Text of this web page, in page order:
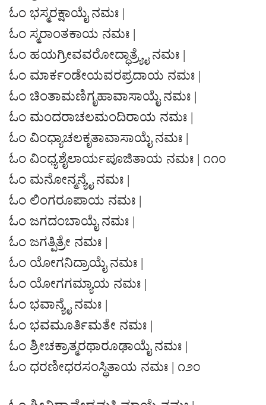
ಓಂ ಭಸ್ಮರಕ್ಷಾಯೈ ನಮಃ |
ಓಂ ಸ್ಮರಾಂತಕಾಯ ನಮಃ |
ಓಂ ಹಯಗ್ರೀವವರೋದ್ಧಾತ್ರ್ಯೈ ನಮಃ |
ಓಂ ಮಾರ್ಕಂಡೇಯವರಪ್ರದಾಯ ನಮಃ |
ಓಂ ಚಿಂತಾಮಣಿಗೃಹಾವಾಸಾಯೈ ನಮಃ |
ಓಂ ಮಂದರಾಚಲಮಂದಿರಾಯ ನಮಃ |
ಓಂ ವಿಂಧ್ಯಾಚಲಕೃತಾವಾಸಾಯೈ ನಮಃ |
ಓಂ ವಿಂಧ್ಯಶೈಲಾರ್ಯಪೂಜಿತಾಯ ನಮಃ | ೧೧೦
ಓಂ ಮನೋನ್ಮನ್ಯೈ ನಮಃ |
ಓಂ ಲಿಂಗರೂಪಾಯ ನಮಃ |
ಓಂ ಜಗದಂಬಾಯೈ ನಮಃ |
ಓಂ ಜಗತ್ಪಿತ್ರೇ ನಮಃ |
ಓಂ ಯೋಗನಿದ್ರಾಯೈ ನಮಃ |
ಓಂ ಯೋಗಗಮ್ಯಾಯ ನಮಃ |
ಓಂ ಭವಾನ್ಯೈ ನಮಃ |
ಓಂ ಭವಮೂರ್ತಿಮತೇ ನಮಃ |
ಓಂ ಶ್ರೀಚಕ್ರಾತ್ಮರಥಾರೂಢಾಯೈ ನಮಃ |
ಓಂ ಧರಣೀಧರಸಂಸ್ಥಿತಾಯ ನಮಃ | ೧೨೦